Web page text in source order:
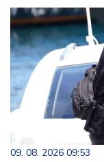
09. 08. 2026 09:53